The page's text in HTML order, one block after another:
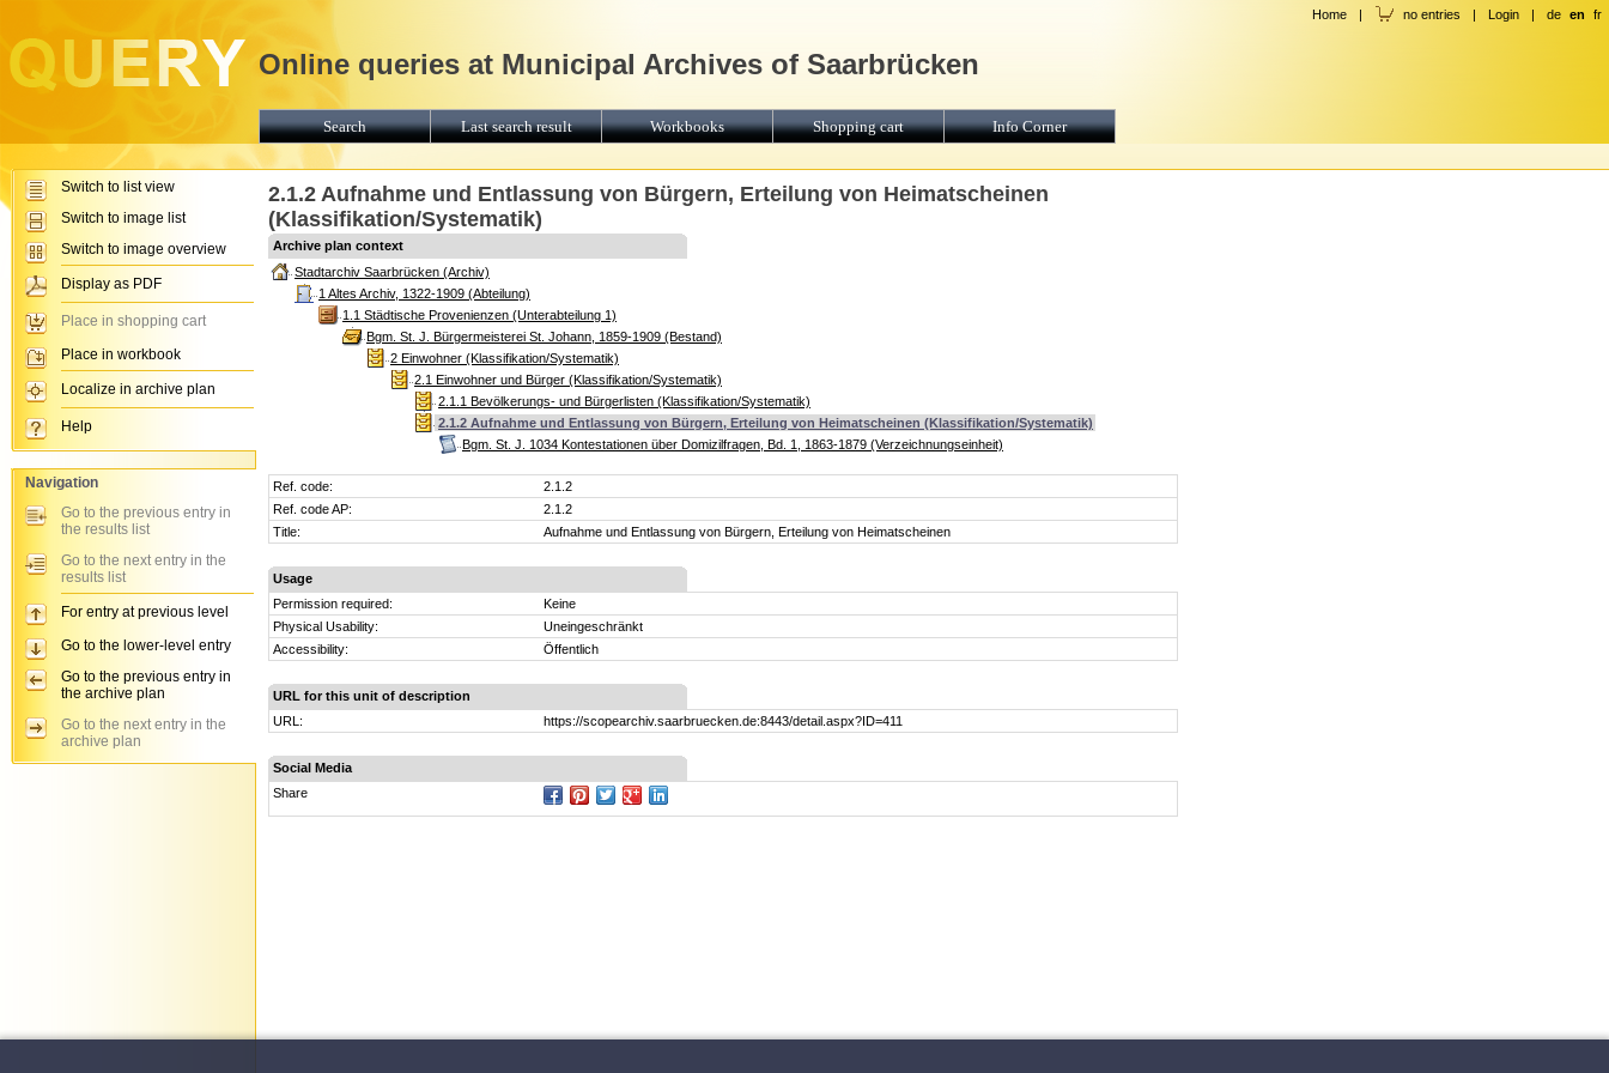
2.1.2 Aufnahme und Entlassung von Bürgern, Erteilung von Heimatscheinen
(Klassifikation/Systematik)
Archive plan context
Stadtarchiv Saarbrücken (Archiv)
1 Altes Archiv, 1322-1909 (Abteilung)
1.1 Städtische Provenienzen (Unterabteilung 1)
Bgm. St. J. Bürgermeisterei St. Johann, 1859-1909 (Bestand)
2 Einwohner (Klassifikation/Systematik)
2.1 Einwohner und Bürger (Klassifikation/Systematik)
2.1.1 Bevölkerungs- und Bürgerlisten (Klassifikation/Systematik)
2.1.2 Aufnahme und Entlassung von Bürgern, Erteilung von Heimatscheinen (Klassifikation/Systematik)
Bgm. St. J. 1034 Kontestationen über Domizilfragen, Bd. 1, 1863-1879 (Verzeichnungseinheit)
Ref. code:
2.1.2
Ref. code AP:
2.1.2
Title:
Aufnahme und Entlassung von Bürgern, Erteilung von Heimatscheinen
Usage
Permission required:
Keine
Physical Usability:
Uneingeschränkt
Accessibility:
Öffentlich
URL for this unit of description
URL:
https://scopearchiv.saarbruecken.de:8443/detail.aspx?ID=411
Social Media
Share
Home | no entries | Login | de en fr
Online queries at Municipal Archives of Saarbrücken
Search Last search result Workbooks Shopping cart Info Corner
Switch to list view
Switch to image list
Switch to image overview
Display as PDF
Place in shopping cart
Place in workbook
Localize in archive plan
Help
Navigation
Go to the previous entry in
the results list
Go to the next entry in the
results list
For entry at previous level
Go to the lower-level entry
Go to the previous entry in
the archive plan
Go to the next entry in the
archive plan